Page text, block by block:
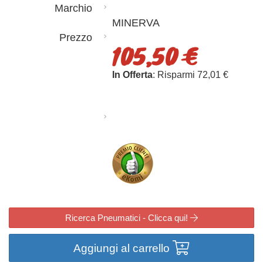
Marchio
MINERVA
Prezzo
105,50 €
In Offerta: Risparmi 72,01 €
Ricerca Pneumatici - Clicca qui!
Aggiungi al carrello